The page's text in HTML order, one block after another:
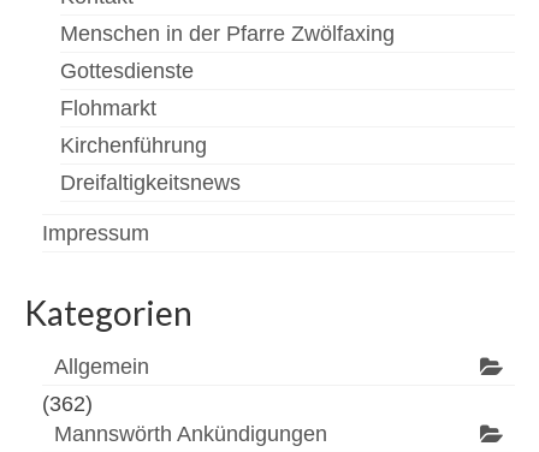
Menschen in der Pfarre Zwölfaxing
Gottesdienste
Flohmarkt
Kirchenführung
Dreifaltigkeitsnews
Impressum
Kategorien
Allgemein
(362)
Mannswörth Ankündigungen